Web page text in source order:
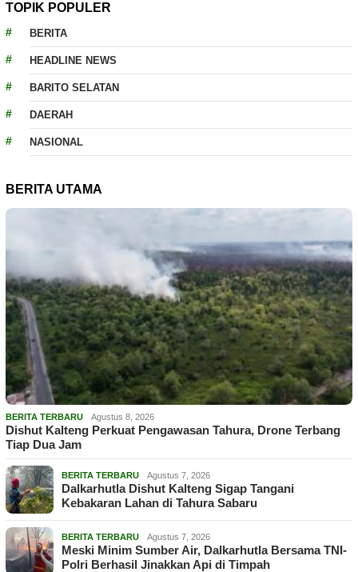
TOPIK POPULER
BERITA
HEADLINE NEWS
BARITO SELATAN
DAERAH
NASIONAL
BERITA UTAMA
BERITA TERBARU Agustus 8, 2026
Dishut Kalteng Perkuat Pengawasan Tahura, Drone Terbang
Tiap Dua Jam
BERITA TERBARU Agustus 7, 2026
Dalkarhutla Dishut Kalteng Sigap Tangani
Kebakaran Lahan di Tahura Sabaru
BERITA TERBARU Agustus 7, 2026
Meski Minim Sumber Air, Dalkarhutla Bersama TNI-
Polri Berhasil Jinakkan Api di Timpah